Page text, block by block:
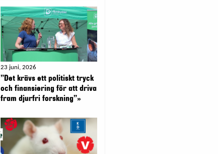
23 juni, 2026
”Det krävs ett politiskt tryck
och finansiering för att driva
fram djurfri forskning”»